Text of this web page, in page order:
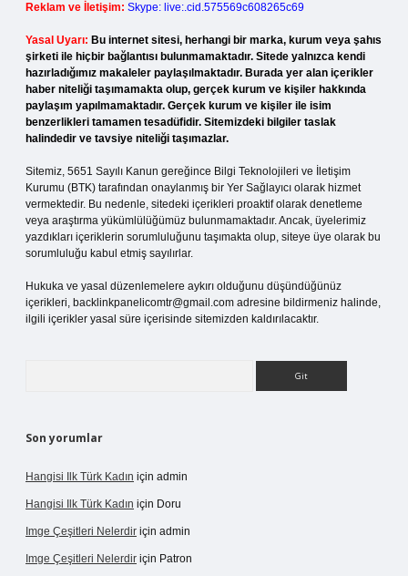
Reklam ve İletişim: Skype: live:.cid.575569c608265c69
Yasal Uyarı: Bu internet sitesi, herhangi bir marka, kurum veya şahıs
şirketi ile hiçbir bağlantısı bulunmamaktadır. Sitede yalnızca kendi
hazırladığımız makaleler paylaşılmaktadır. Burada yer alan içerikler
haber niteliği taşımamakta olup, gerçek kurum ve kişiler hakkında
paylaşım yapılmamaktadır. Gerçek kurum ve kişiler ile isim
benzerlikleri tamamen tesadüfidir. Sitemizdeki bilgiler taslak
halindedir ve tavsiye niteliği taşımazlar.
Sitemiz, 5651 Sayılı Kanun gereğince Bilgi Teknolojileri ve İletişim
Kurumu (BTK) tarafından onaylanmış bir Yer Sağlayıcı olarak hizmet
vermektedir. Bu nedenle, sitedeki içerikleri proaktif olarak denetleme
veya araştırma yükümlülüğümüz bulunmamaktadır. Ancak, üyelerimiz
yazdıkları içeriklerin sorumluluğunu taşımakta olup, siteye üye olarak bu
sorumluluğu kabul etmiş sayılırlar.
Hukuka ve yasal düzenlemelere aykırı olduğunu düşündüğünüz
içerikleri, backlinkpanelicomtr@gmail.com adresine bildirmeniz halinde,
ilgili içerikler yasal süre içerisinde sitemizden kaldırılacaktır.
Son yorumlar
Hangisi Ilk Türk Kadın için admin
Hangisi Ilk Türk Kadın için Doru
Imge Çeşitleri Nelerdir için admin
Imge Çeşitleri Nelerdir için Patron